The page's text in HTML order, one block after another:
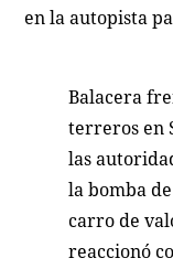
en la autopista
Balacera
terreros en
las
la bomba
carro de
reaccionó